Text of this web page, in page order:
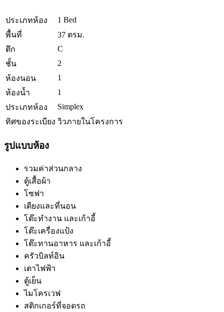
ประเภทห้อง
1 Bed
พื้นที่
37 ตรม.
ตึก
C
ชั้น
2
ห้องนอน
1
ห้องน้ำ
1
ประเภทห้อง
Simplex
ทิศของระเบียง วิวภายในโครงการ
รูปแบบห้อง
รวมค่าส่วนกลาง
ตู้เสื้อผ้า
โซฟา
เตียงและที่นอน
โต๊ะทำงาน และเก้าอี้
โต๊ะเครื่องแป้ง
โต๊ะทานอาหาร และเก้าอี้
ครัวบิลท์อิน
เตาไฟฟ้า
ตู้เย็น
ไมโครเวฟ
สติกเกอร์ที่จอดรถ